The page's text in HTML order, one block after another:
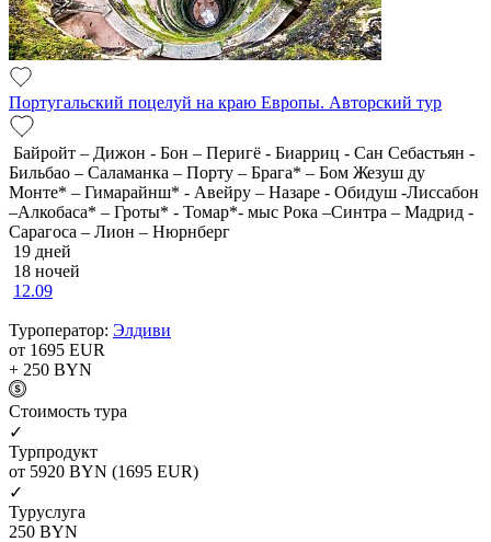
Португальский поцелуй на краю Европы. Авторский тур
Байройт – Дижон - Бон – Перигё - Биарриц - Сан Себастьян -
Бильбао – Саламанка – Порту – Брага* – Бом Жезуш ду
Монте* – Гимарайнш* - Авейру – Назаре - Обидуш -Лиссабон
–Алкобаса* – Гроты* - Томар*- мыс Рока –Синтра – Мадрид -
Сарагоса – Лион – Нюрнберг
19 дней
18 ночей
12.09
Туроператор: Элдиви
от 1695 EUR
+ 250 BYN
Cтоимость тура
✓
Турпродукт
от 5920 BYN (1695 EUR)
✓
Туруслуга
250 BYN